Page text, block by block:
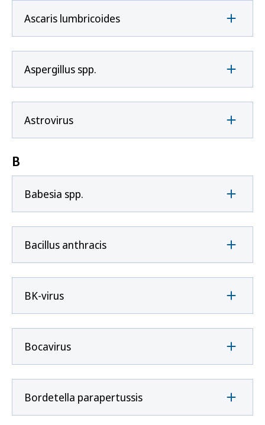
Ascaris lumbricoides
Aspergillus spp.
Astrovirus
B
Babesia spp.
Bacillus anthracis
BK-virus
Bocavirus
Bordetella parapertussis